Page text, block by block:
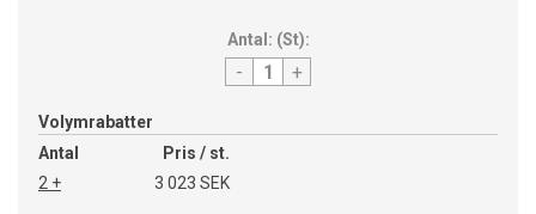
Antal: (St):
- +
Volymrabatter
Antal
Pris / st.
2 +
3 023 SEK